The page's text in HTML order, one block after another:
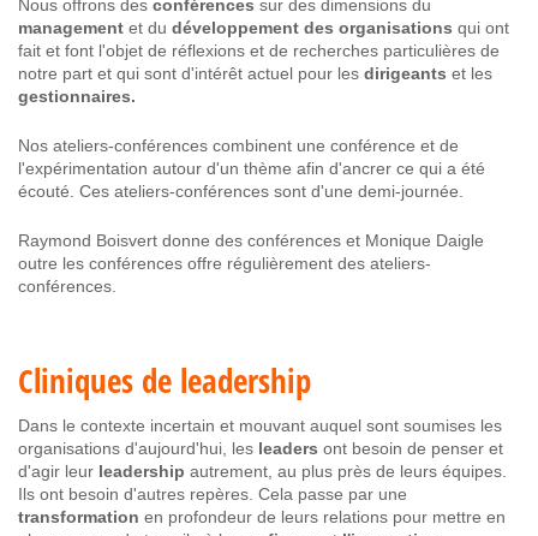
Nous offrons des conférences sur des dimensions du
management et du développement des organisations qui ont
fait et font l'objet de réflexions et de recherches particulières de
notre part et qui sont d'intérêt actuel pour les dirigeants et les
gestionnaires.
Nos ateliers-conférences combinent une conférence et de
l'expérimentation autour d'un thème afin d'ancrer ce qui a été
écouté. Ces ateliers-conférences sont d'une demi-journée.
Raymond Boisvert donne des conférences et Monique Daigle
outre les conférences offre régulièrement des ateliers-
conférences.
Cliniques de leadership
Dans le contexte incertain et mouvant auquel sont soumises les
organisations d'aujourd'hui, les leaders ont besoin de penser et
d'agir leur leadership autrement, au plus près de leurs équipes.
Ils ont besoin d'autres repères. Cela passe par une
transformation en profondeur de leurs relations pour mettre en